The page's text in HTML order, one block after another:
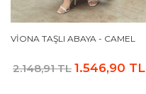
VIONA TAŞLI ABAYA - CAMEL
2.148,91 TL 1.546,90 TL